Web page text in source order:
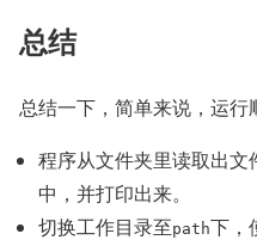
总结
总结一下，简单来说，运行
程序从文件夹里读取出文
中，并打印出来。
切换工作目录至path下，